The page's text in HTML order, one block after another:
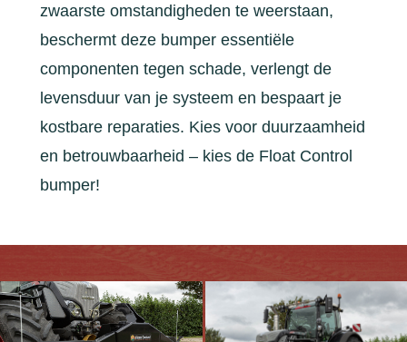
zwaarste omstandigheden te weerstaan,
beschermt deze bumper essentiële
componenten tegen schade, verlengt de
levensduur van je systeem en bespaart je
kostbare reparaties. Kies voor duurzaamheid
en betrouwbaarheid – kies de Float Control
bumper!